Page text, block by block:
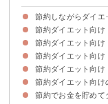
節約しながらダイエ
節約ダイエット向
①もやしと豆腐の
②バンバンジー（
③豆腐ステーキ（
④おからのポター
⑤もやしと塩昆布
⑥厚揚げのチーズ
⑦豆苗と鯖の和え
節約ダイエット向
①鶏ミンチともや
②豆腐入りドライ
③豆腐とツナの油
④えのきの豚肉巻
⑤おからナゲット
⑥しらたきのペペ
⑦豆腐丼物（180
⑧豆腐とカニカマ
節約ダイエット向
①しらたきの甘辛
②キャベツ炒め（
③ささみの唐揚げ
④切干し大根の煮
⑤きのこのマリネ
⑥大根の皮の漬物
⑦鶏ハム（250円）
⑧こんにゃくとワ
節約ダイエット向け
①ピリ辛もやし炒
②かぼちゃの皮き
③豆苗ともやしと
④にら玉あんかけ
⑤納豆と豆腐の卵
⑥豆腐のお好み焼
⑦こんにゃく炒め
節約ダイエット向け
①糖質制限もやし
②月たった2万円の
節約でお金を貯めて